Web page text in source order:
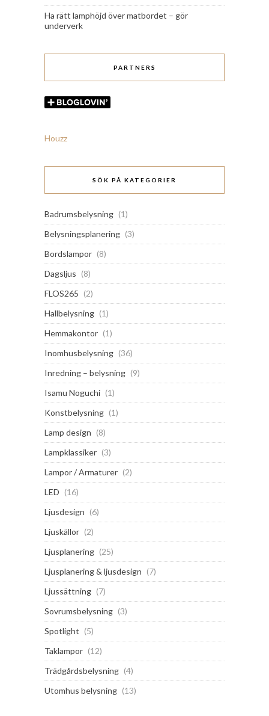
Ha rätt lamphöjd över matbordet – gör
underverk
PARTNERS
Houzz
SÖK PÅ KATEGORIER
Badrumsbelysning (1)
Belysningsplanering (3)
Bordslampor (8)
Dagsljus (8)
FLOS265 (2)
Hallbelysning (1)
Hemmakontor (1)
Inomhusbelysning (36)
Inredning – belysning (9)
Isamu Noguchi (1)
Konstbelysning (1)
Lamp design (8)
Lampklassiker (3)
Lampor / Armaturer (2)
LED (16)
Ljusdesign (6)
Ljuskällor (2)
Ljusplanering (25)
Ljusplanering & ljusdesign (7)
Ljussättning (7)
Sovrumsbelysning (3)
Spotlight (5)
Taklampor (12)
Trädgårdsbelysning (4)
Utomhus belysning (13)